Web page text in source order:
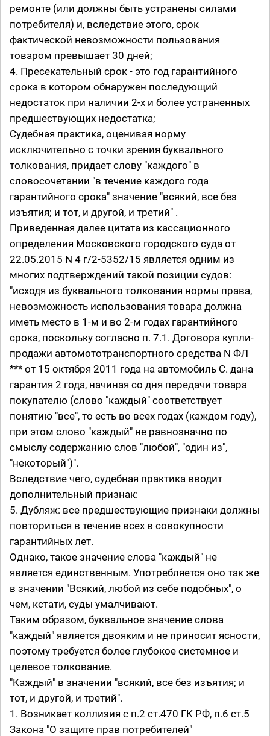
ремонте (или должны быть устранены силами
потребителя) и, вследствие этого, срок
фактической невозможности пользования
товаром превышает 30 дней;
4. Пресекательный срок - это год гарантийного
срока в котором обнаружен последующий
недостаток при наличии 2-х и более устраненных
предшествующих недостатка;
Судебная практика, оценивая норму
исключительно с точки зрения буквального
толкования, придает слову "каждого" в
словосочетании "в течение каждого года
гарантийного срока" значение "всякий, все без
изъятия; и тот, и другой, и третий" .
Приведенная далее цитата из кассационного
определения Московского городского суда от
22.05.2015 N 4 г/2-5352/15 является одним из
многих подтверждений такой позиции судов:
"исходя из буквального толкования нормы права,
невозможность использования товара должна
иметь место в 1-м и во 2-м годах гарантийного
срока, поскольку согласно п. 7.1. Договора купли-
продажи автомототранспортного средства N ФЛ
*** от 15 октября 2011 года на автомобиль С. дана
гарантия 2 года, начиная со дня передачи товара
покупателю (слово "каждый" соответствует
понятию "все", то есть во всех годах (каждом году),
при этом слово "каждый" не равнозначно по
смыслу содержанию слов "любой", "один из",
"некоторый")".
Вследствие чего, судебная практика вводит
дополнительный признак:
5. Дубляж: все предшествующие признаки должны
повториться в течение всех в совокупности
гарантийных лет.
Однако, такое значение слова "каждый" не
является единственным. Употребляется оно так же
в значении "Всякий, любой из себе подобных", о
чем, кстати, суды умалчивают.
Таким образом, буквальное значение слова
"каждый" является двояким и не приносит ясности,
поэтому требуется более глубокое системное и
целевое толкование.
"Каждый" в значении "всякий, все без изъятия; и
тот, и другой, и третий".
1. Возникает коллизия с п.2 ст.470 ГК РФ, п.6 ст.5
Закона "О защите прав потребителей"